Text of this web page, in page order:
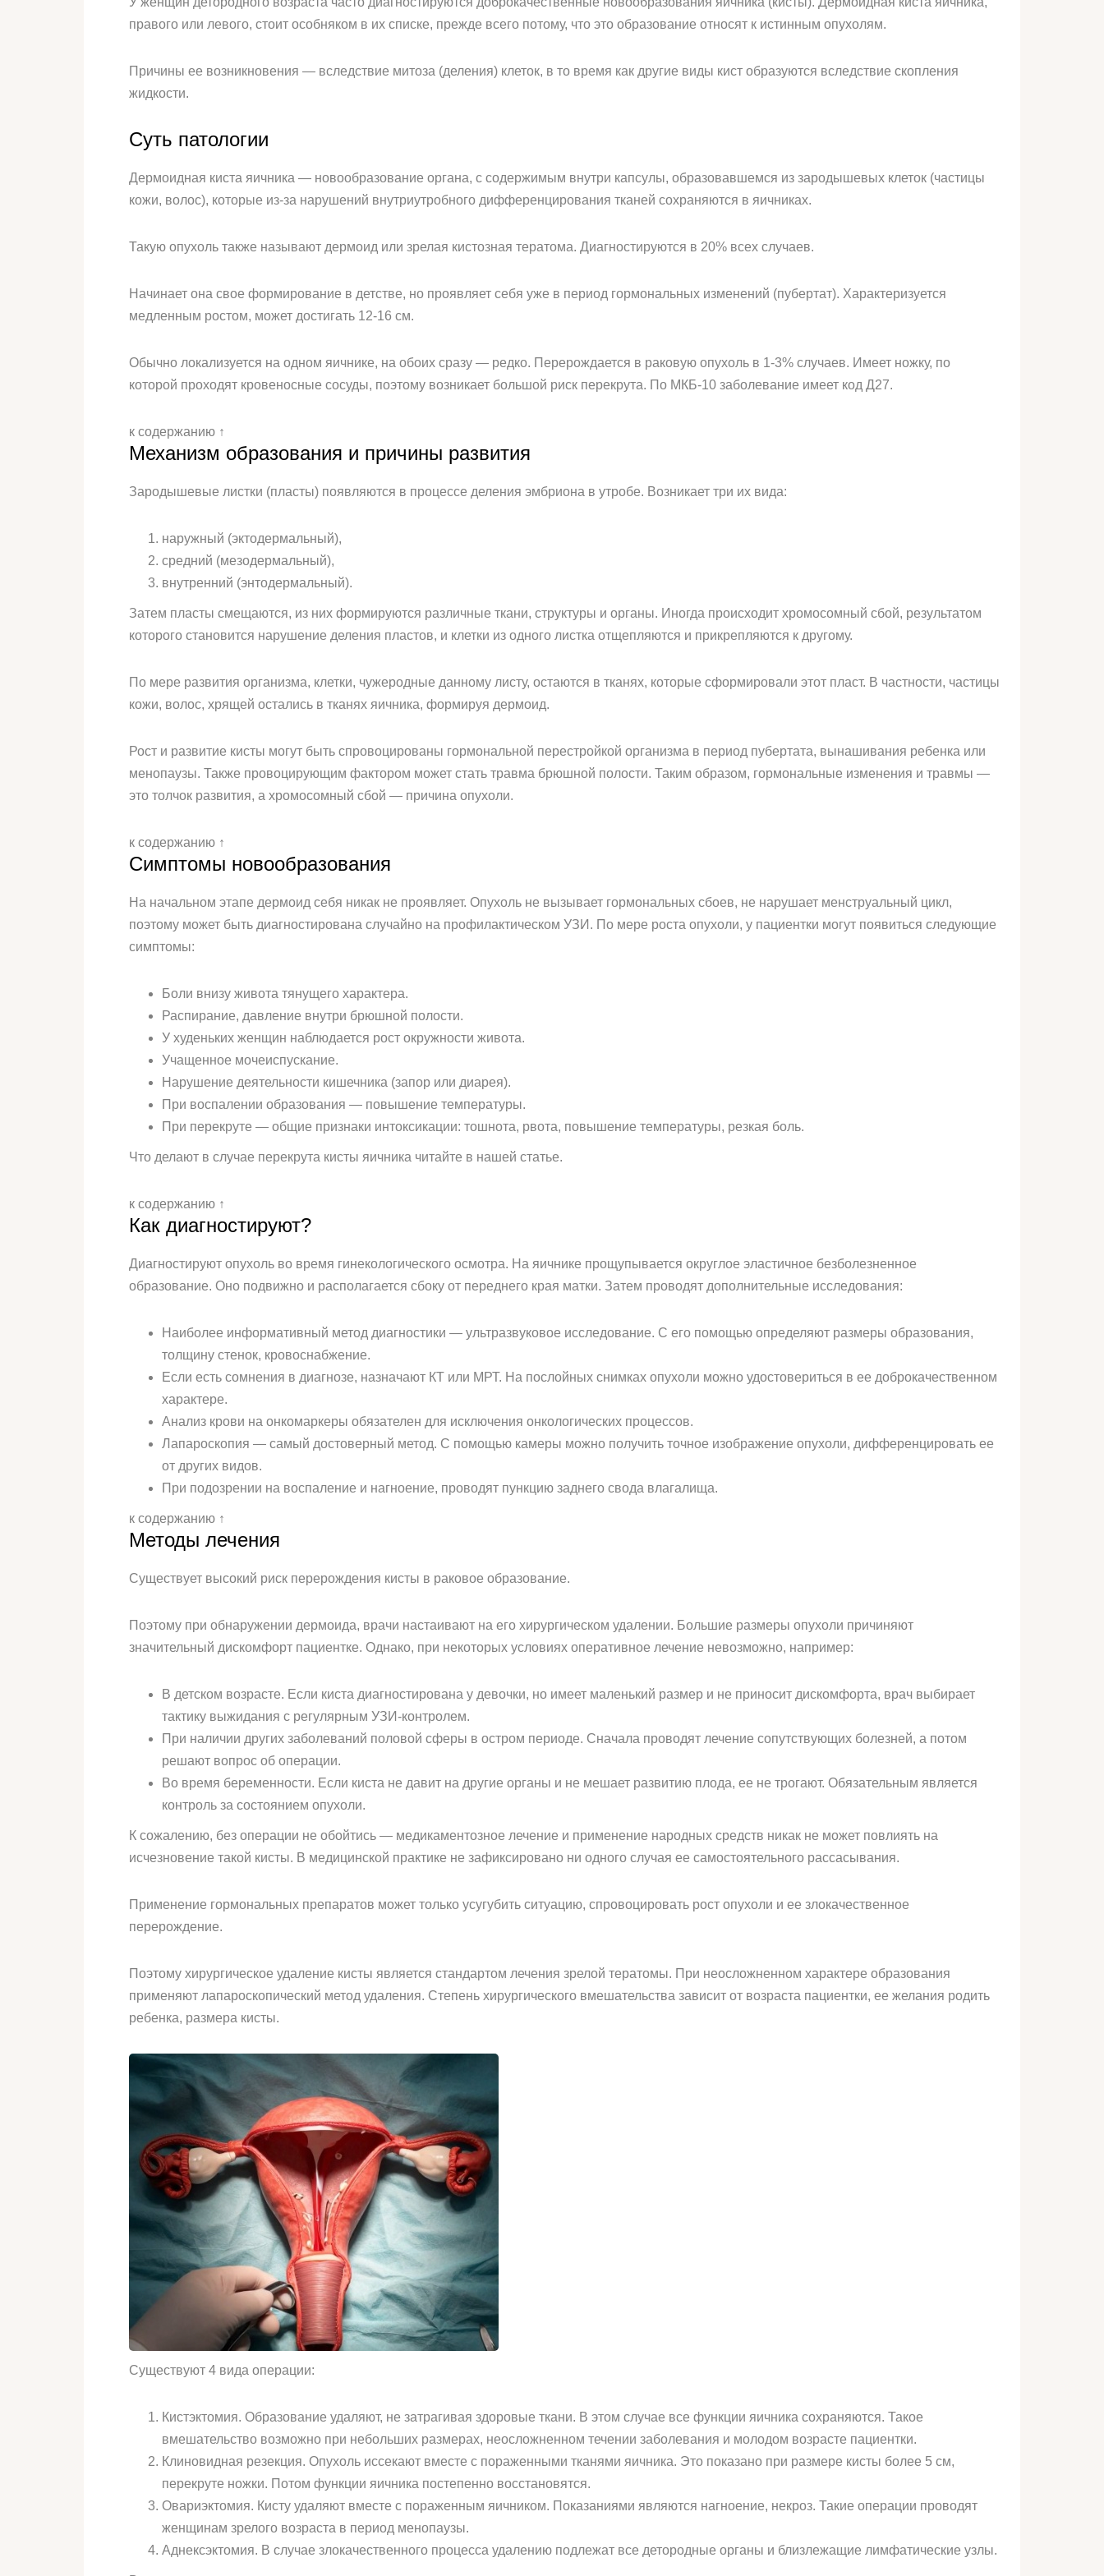
правого или левого, стоит особняком в их списке, прежде всего потому, что это образование относят к истинным опухолям.
Причины ее возникновения — вследствие митоза (деления) клеток, в то время как другие виды кист образуются вследствие скопления
жидкости.
Суть патологии
Дермоидная киста яичника — новообразование органа, с содержимым внутри капсулы, образовавшемся из зародышевых клеток (частицы
кожи, волос), которые из-за нарушений внутриутробного дифференцирования тканей сохраняются в яичниках.
Такую опухоль также называют дермоид или зрелая кистозная тератома. Диагностируются в 20% всех случаев.
Начинает она свое формирование в детстве, но проявляет себя уже в период гормональных изменений (пубертат). Характеризуется
медленным ростом, может достигать 12-16 см.
Обычно локализуется на одном яичнике, на обоих сразу — редко. Перерождается в раковую опухоль в 1-3% случаев. Имеет ножку, по
которой проходят кровеносные сосуды, поэтому возникает большой риск перекрута. По МКБ-10 заболевание имеет код Д27.
к содержанию ↑
Механизм образования и причины развития
Зародышевые листки (пласты) появляются в процессе деления эмбриона в утробе. Возникает три их вида:
наружный (эктодермальный),
средний (мезодермальный),
внутренний (энтодермальный).
Затем пласты смещаются, из них формируются различные ткани, структуры и органы. Иногда происходит хромосомный сбой, результатом
которого становится нарушение деления пластов, и клетки из одного листка отщепляются и прикрепляются к другому.
По мере развития организма, клетки, чужеродные данному листу, остаются в тканях, которые сформировали этот пласт. В частности, частицы
кожи, волос, хрящей остались в тканях яичника, формируя дермоид.
Рост и развитие кисты могут быть спровоцированы гормональной перестройкой организма в период пубертата, вынашивания ребенка или
менопаузы. Также провоцирующим фактором может стать травма брюшной полости. Таким образом, гормональные изменения и травмы —
это толчок развития, а хромосомный сбой — причина опухоли.
к содержанию ↑
Симптомы новообразования
На начальном этапе дермоид себя никак не проявляет. Опухоль не вызывает гормональных сбоев, не нарушает менструальный цикл,
поэтому может быть диагностирована случайно на профилактическом УЗИ. По мере роста опухоли, у пациентки могут появиться следующие
симптомы:
Боли внизу живота тянущего характера.
Распирание, давление внутри брюшной полости.
У худеньких женщин наблюдается рост окружности живота.
Учащенное мочеиспускание.
Нарушение деятельности кишечника (запор или диарея).
При воспалении образования — повышение температуры.
При перекруте — общие признаки интоксикации: тошнота, рвота, повышение температуры, резкая боль.
Что делают в случае перекрута кисты яичника читайте в нашей статье.
к содержанию ↑
Как диагностируют?
Диагностируют опухоль во время гинекологического осмотра. На яичнике прощупывается округлое эластичное безболезненное
образование. Оно подвижно и располагается сбоку от переднего края матки. Затем проводят дополнительные исследования:
Наиболее информативный метод диагностики — ультразвуковое исследование. С его помощью определяют размеры образования,
толщину стенок, кровоснабжение.
Если есть сомнения в диагнозе, назначают КТ или МРТ. На послойных снимках опухоли можно удостовериться в ее доброкачественном
характере.
Анализ крови на онкомаркеры обязателен для исключения онкологических процессов.
Лапароскопия — самый достоверный метод. С помощью камеры можно получить точное изображение опухоли, дифференцировать ее
от других видов.
При подозрении на воспаление и нагноение, проводят пункцию заднего свода влагалища.
к содержанию ↑
Методы лечения
Существует высокий риск перерождения кисты в раковое образование.
Поэтому при обнаружении дермоида, врачи настаивают на его хирургическом удалении. Большие размеры опухоли причиняют
значительный дискомфорт пациентке. Однако, при некоторых условиях оперативное лечение невозможно, например:
В детском возрасте. Если киста диагностирована у девочки, но имеет маленький размер и не приносит дискомфорта, врач выбирает
тактику выжидания с регулярным УЗИ-контролем.
При наличии других заболеваний половой сферы в остром периоде. Сначала проводят лечение сопутствующих болезней, а потом
решают вопрос об операции.
Во время беременности. Если киста не давит на другие органы и не мешает развитию плода, ее не трогают. Обязательным является
контроль за состоянием опухоли.
К сожалению, без операции не обойтись — медикаментозное лечение и применение народных средств никак не может повлиять на
исчезновение такой кисты. В медицинской практике не зафиксировано ни одного случая ее самостоятельного рассасывания.
Применение гормональных препаратов может только усугубить ситуацию, спровоцировать рост опухоли и ее злокачественное
перерождение.
Поэтому хирургическое удаление кисты является стандартом лечения зрелой тератомы. При неосложненном характере образования
применяют лапароскопический метод удаления. Степень хирургического вмешательства зависит от возраста пациентки, ее желания родить
ребенка, размера кисты.
Существуют 4 вида операции:
Кистэктомия. Образование удаляют, не затрагивая здоровые ткани. В этом случае все функции яичника сохраняются. Такое
вмешательство возможно при небольших размерах, неосложненном течении заболевания и молодом возрасте пациентки.
Клиновидная резекция. Опухоль иссекают вместе с пораженными тканями яичника. Это показано при размере кисты более 5 см,
перекруте ножки. Потом функции яичника постепенно восстановятся.
Овариэктомия. Кисту удаляют вместе с пораженным яичником. Показаниями являются нагноение, некроз. Такие операции проводят
женщинам зрелого возраста в период менопаузы.
Аднексэктомия. В случае злокачественного процесса удалению подлежат все детородные органы и близлежащие лимфатические узлы.